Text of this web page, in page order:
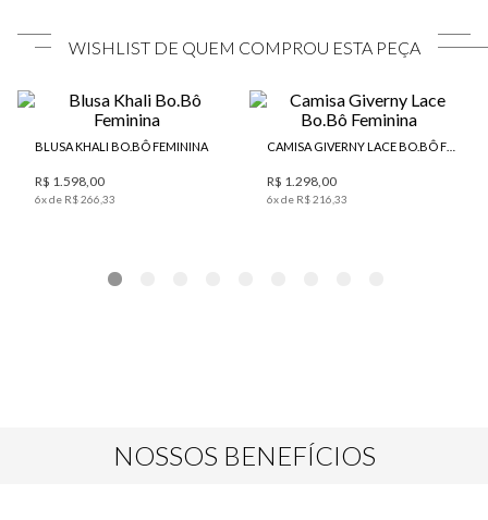
WISHLIST DE QUEM COMPROU ESTA PEÇA
BLUSA KHALI BO.BÔ FEMININA
R$ 1.598,00
6x de R$266 33
R$ 1.298,00
6x de R$216 33
NOSSOS BENEFÍCIOS